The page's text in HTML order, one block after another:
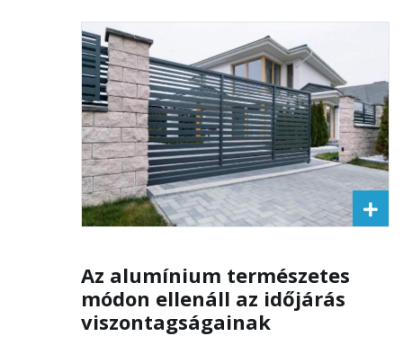
Az alumínium természetes
módon ellenáll az időjárás
viszontagságainak